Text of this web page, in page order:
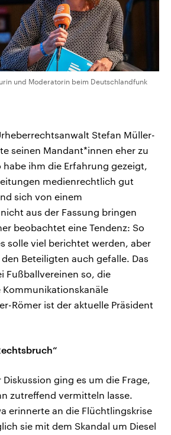
und Moderatorin beim Deutschlandfunk
Stefan Müller-
seinen Mandant*innen eher zu
ihm die Erfahrung gezeigt,
medienrechtlich gut
sich von einem
aus der Fassung bringen
beobachtet eine Tendenz: So
solle viel berichtet werden, aber
Beteiligten auch gefalle. Das
Fußballvereinen so, die
Römer ist der aktuelle Präsident
Diskussion ging es um die Frage,
zutreffend vermitteln lasse.
erinnerte an die Flüchtlingskrise
sie mit dem Skandal um Diesel